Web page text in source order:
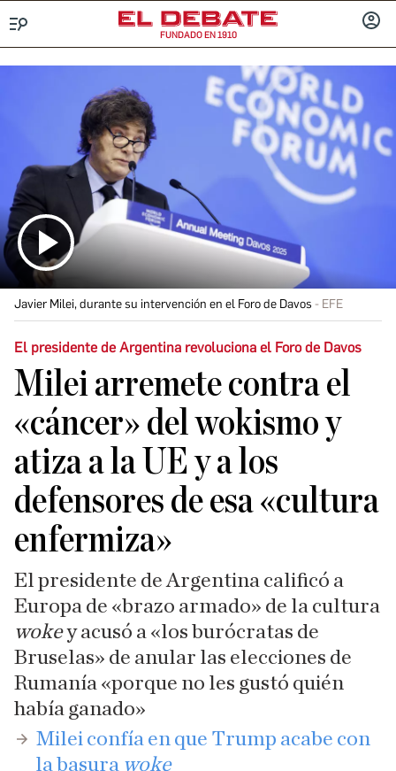
FUNDADO EN 1910
Javier Milei, durante su intervención en el Foro de Davos EFE
El presidente de Argentina revoluciona el Foro de Davos
Milei arremete contra el
«cáncer» del wokismo y
atiza a la UE y a los
defensores de esa «cultura
enfermiza»
El presidente de Argentina calificó a
Europa de «brazo armado» de la cultura
wokey acusó a «los burócratas de
Bruselas» de anular las elecciones de
Rumanía «porque no les gustó quién
había ganado»
​Milei confía en que Trump acabe con
la basura woke